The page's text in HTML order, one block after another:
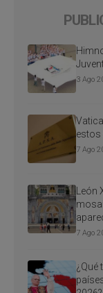
3 Ago
estos
7 Ago
León
7 Ago
¿Qué